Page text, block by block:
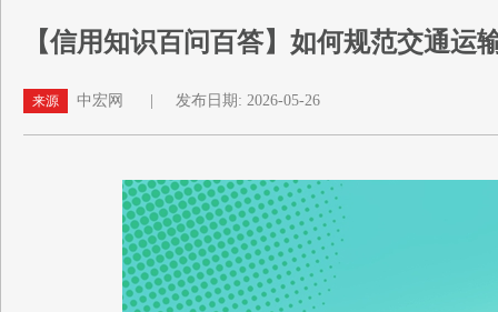
【信用知识百问百答】如何规范交通运
来源 中宏网 发布日期: 2026-05-26